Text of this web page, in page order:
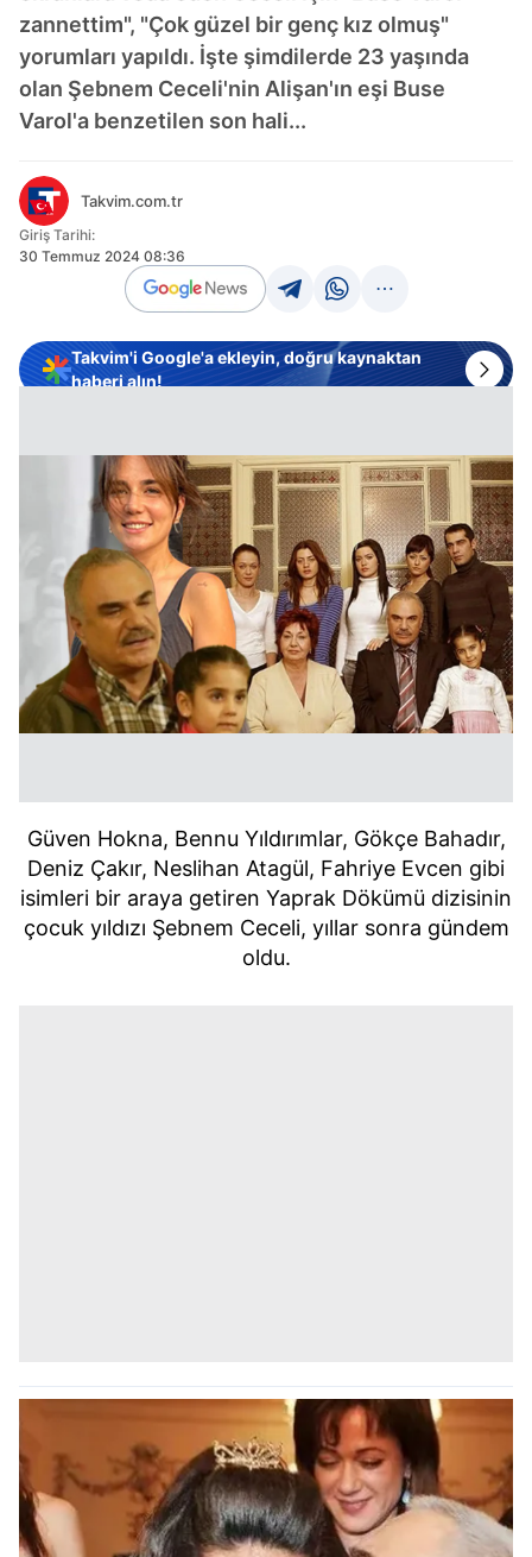
zannettim", "Çok güzel bir genç kız olmuş"
yorumları yapıldı. İşte şimdilerde 23 yaşında
olan Şebnem Ceceli'nin Alişan'ın eşi Buse
Varol'a benzetilen son hali...
Takvim.com.tr
Giriş Tarihi:
30 Temmuz 2024 08:36
Takvim'i Google'a ekleyin, doğru kaynaktan
haberi alın!
Güven Hokna, Bennu Yıldırımlar, Gökçe Bahadır,
Deniz Çakır, Neslihan Atagül, Fahriye Evcen gibi
isimleri bir araya getiren Yaprak Dökümü dizisinin
çocuk yıldızı Şebnem Ceceli, yıllar sonra gündem
oldu.